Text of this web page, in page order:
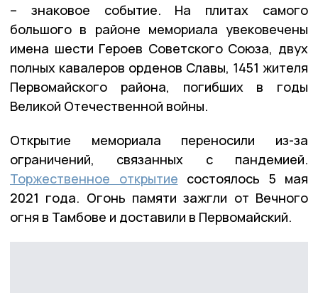
– знаковое событие. На плитах самого
большого в районе мемориала увековечены
имена шести Героев Советского Союза, двух
полных кавалеров орденов Славы, 1451 жителя
Первомайского района, погибших в годы
Великой Отечественной войны.
Открытие мемориала переносили из-за
ограничений, связанных с пандемией.
Торжественное открытие состоялось 5 мая
2021 года. Огонь памяти зажгли от Вечного
огня в Тамбове и доставили в Первомайский.